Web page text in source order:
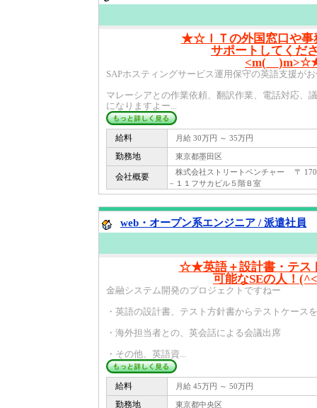
★☆ＩＴの外国窓口や事
サポートしてくだ
SAPホスティングサービス運用保守の英語支援が
マレーシアとの作業依頼、翻訳作業、電話対応、
になりますよー...
給料 月給 30万円 ～ 35万円
勤務地 東京都墨田区
会社概要
株式会社ストリートベンチャー 〒
－１１フサカビル５階Ｂ室
web・オープン系エンジニア / 派遣社員
☆★英語＋設計書・テス
可能なSEの人！
金融システム開発のプロジェクトですねー
・英語の設計書、テスト方針書からテストケース
・海外担当者との、英会話による会議出席
・その他、英語資...
給料 月給 45万円 ～ 50万円
勤務地 東京都中央区